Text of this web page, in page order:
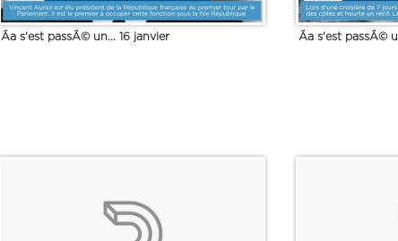
Ãa s'est passÃ© un... 16 janvier Ãa s'est passÃ©